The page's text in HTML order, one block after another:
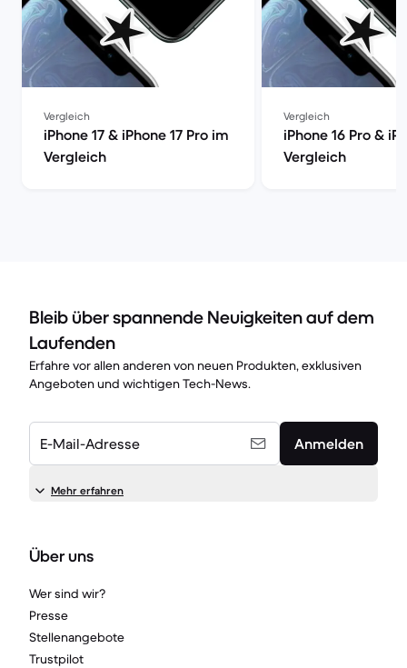
Vergleich
iPhone 17 & iPhone 17 Pro im
Vergleich
Vergleich
iPhone 16 Pro &
Vergleich
Bleib über spannende Neuigkeiten auf dem
Laufenden
Erfahre vor allen anderen von neuen Produkten, exklusiven
Angeboten und wichtigen Tech-News.
E-Mail-Adresse Anmelden
Mehr erfahren
Über uns
Wer sind wir?
Presse
Stellenangebote
Trustpilot